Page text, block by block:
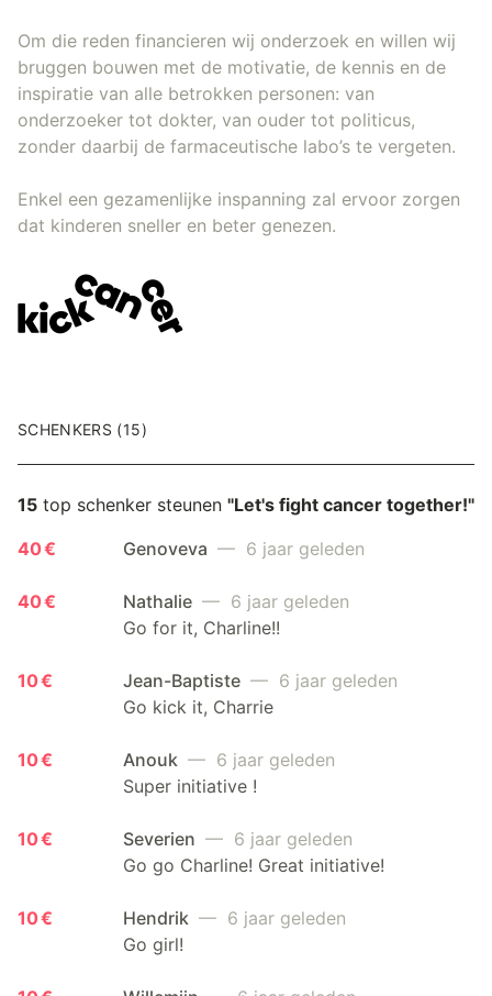
Om die reden financieren wij onderzoek en willen wij
bruggen bouwen met de motivatie, de kennis en de
inspiratie van alle betrokken personen: van
onderzoeker tot dokter, van ouder tot politicus,
zonder daarbij de farmaceutische labo’s te vergeten.
Enkel een gezamenlijke inspanning zal ervoor zorgen
dat kinderen sneller en beter genezen.
SCHENKERS (15)
15 top schenker steunen "Let's fight cancer together!"
40 €
Genoveva — 6 jaar geleden
40 € Nathalie — 6 jaar geleden
Go for it, Charline!!
10 € Jean-Baptiste — 6 jaar geleden
Go kick it, Charrie
10 € Anouk — 6 jaar geleden
Super initiative !
10 € Severien — 6 jaar geleden
Go go Charline! Great initiative!
10 € Hendrik — 6 jaar geleden
Go girl!